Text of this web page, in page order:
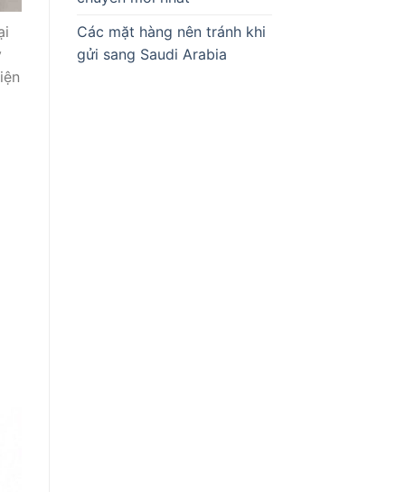
Các mặt hàng nên tránh khi
gửi sang Saudi Arabia